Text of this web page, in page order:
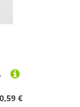
Tennis
€